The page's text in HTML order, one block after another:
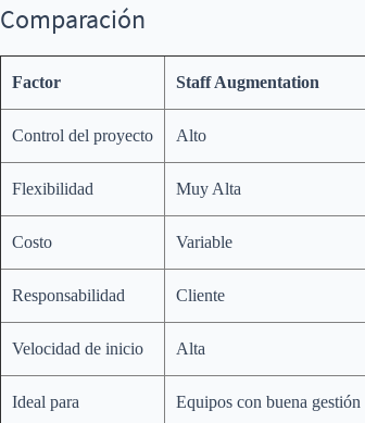
Comparación
Factor Staff Augmentation
Control del proyecto Alto
Flexibilidad Muy Alta
Costo Variable
Responsabilidad Cliente
Velocidad de inicio Alta
Ideal para Equipos con buena gestión